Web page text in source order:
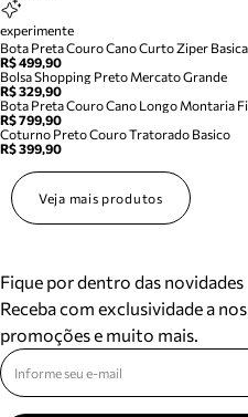
experimente
Bota Preta Couro Cano Curto Ziper Basica
R$ 499,90
Bolsa Shopping Preto Mercato Grande
R$ 329,90
Bota Preta Couro Cano Longo Montaria
R$ 799,90
Coturno Preto Couro Tratorado Basico
R$ 399,90
Veja mais produtos
Fique por dentro das novidades
Receba com exclusividade a
promoções e muito mais.